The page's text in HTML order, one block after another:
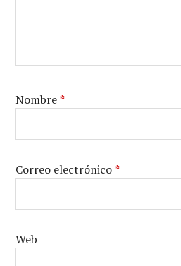
Nombre*
Correo electrónico*
Web